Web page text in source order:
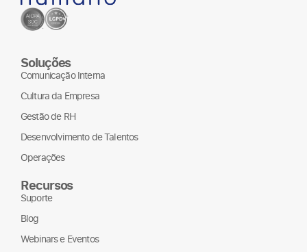
Soluções
Comunicação Interna
Cultura da Empresa
Gestão de RH
Desenvolvimento de Talentos
Operações
Recursos
Suporte
Blog
Webinars e Eventos